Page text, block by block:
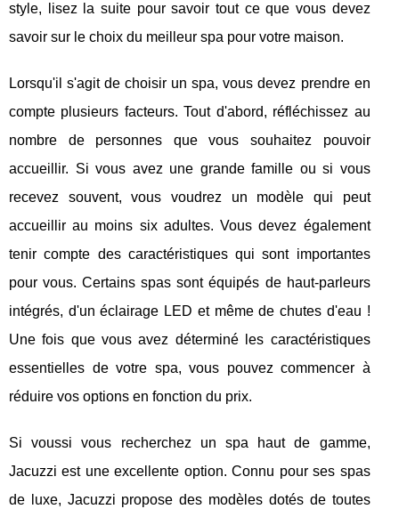
style, lisez la suite pour savoir tout ce que vous devez
savoir sur le choix du meilleur spa pour votre maison.
Lorsqu'il s'agit de choisir un spa, vous devez prendre en
compte plusieurs facteurs. Tout d'abord, réfléchissez au
nombre de personnes que vous souhaitez pouvoir
accueillir. Si vous avez une grande famille ou si vous
recevez souvent, vous voudrez un modèle qui peut
accueillir au moins six adultes. Vous devez également
tenir compte des caractéristiques qui sont importantes
pour vous. Certains spas sont équipés de haut-parleurs
intégrés, d'un éclairage LED et même de chutes d'eau !
Une fois que vous avez déterminé les caractéristiques
essentielles de votre spa, vous pouvez commencer à
réduire vos options en fonction du prix.
Si voussi vous recherchez un spa haut de gamme,
Jacuzzi est une excellente option. Connu pour ses spas
de luxe, Jacuzzi propose des modèles dotés de toutes